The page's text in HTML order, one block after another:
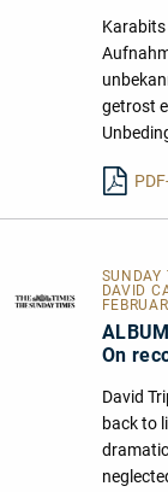
getrost
DAVID
On
David
back to